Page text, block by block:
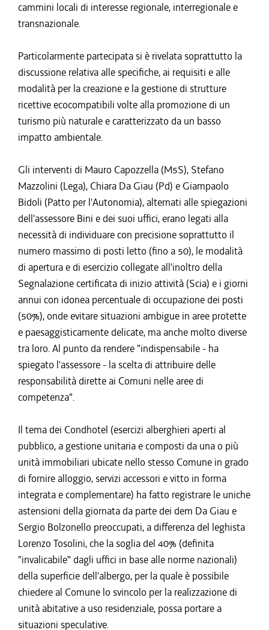
cammini locali di interesse regionale, interregionale e
transnazionale.
Particolarmente partecipata si è rivelata soprattutto la
discussione relativa alle specifiche, ai requisiti e alle
modalità per la creazione e la gestione di strutture
ricettive ecocompatibili volte alla promozione di un
turismo più naturale e caratterizzato da un basso
impatto ambientale.
Gli interventi di Mauro Capozzella (M5S), Stefano
Mazzolini (Lega), Chiara Da Giau (Pd) e Giampaolo
Bidoli (Patto per l'Autonomia), alternati alle spiegazioni
dell'assessore Bini e dei suoi uffici, erano legati alla
necessità di individuare con precisione soprattutto il
numero massimo di posti letto (fino a 50), le modalità
di apertura e di esercizio collegate all'inoltro della
Segnalazione certificata di inizio attività (Scia) e i giorni
annui con idonea percentuale di occupazione dei posti
(50%), onde evitare situazioni ambigue in aree protette
e paesaggisticamente delicate, ma anche molto diverse
tra loro. Al punto da rendere "indispensabile - ha
spiegato l'assessore - la scelta di attribuire delle
responsabilità dirette ai Comuni nelle aree di
competenza".
Il tema dei Condhotel (esercizi alberghieri aperti al
pubblico, a gestione unitaria e composti da una o più
unità immobiliari ubicate nello stesso Comune in grado
di fornire alloggio, servizi accessori e vitto in forma
integrata e complementare) ha fatto registrare le uniche
astensioni della giornata da parte dei dem Da Giau e
Sergio Bolzonello preoccupati, a differenza del leghista
Lorenzo Tosolini, che la soglia del 40% (definita
"invalicabile" dagli uffici in base alle norme nazionali)
della superficie dell'albergo, per la quale è possibile
chiedere al Comune lo svincolo per la realizzazione di
unità abitative a uso residenziale, possa portare a
situazioni speculative.